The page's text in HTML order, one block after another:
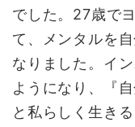
でした。27歳で
て、メンタルを
なりました。イ
ようになり、『
と私らしく生き